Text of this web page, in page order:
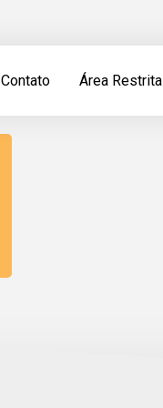
Contato Área Restrita